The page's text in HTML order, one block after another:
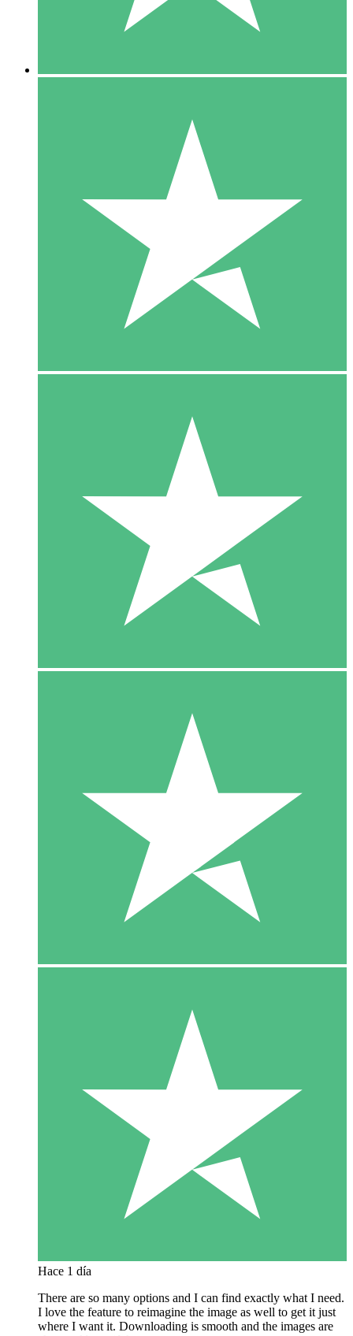
Hace 1 día
There are so many options and I can find exactly what I need.
I love the feature to reimagine the image as well to get it just
where I want it. Downloading is smooth and the images are